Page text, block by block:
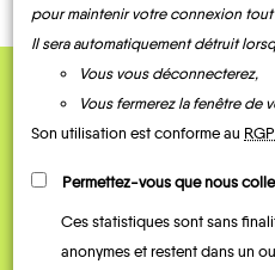
pour maintenir votre connexion
Il sera automatiquement détruit
Vous vous déconnecterez,
Vous fermerez la fenêtre de
Son utilisation est conforme au
Permettez-vous que nous
Ces statistiques sont sans
anonymes et restent dans un